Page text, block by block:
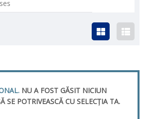
NU A FOST GĂSIT NICIUN
SE POTRIVEASCĂ CU SELECȚIA TA.